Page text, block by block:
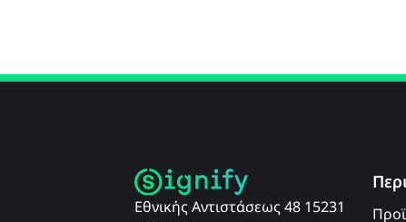
Εθνικής Αντιστάσεως 48 15231